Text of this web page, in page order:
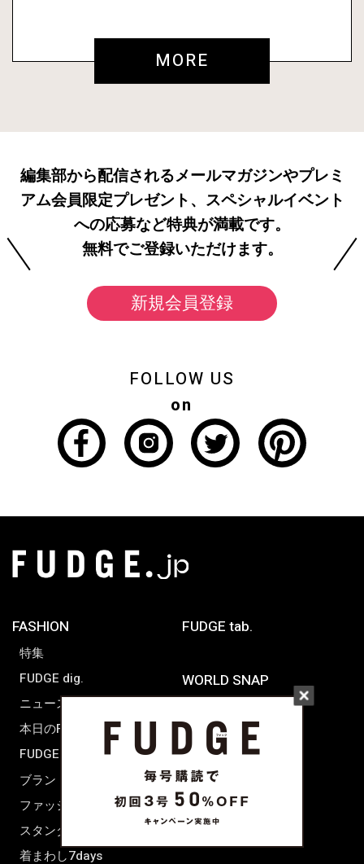
MORE
編集部から配信されるメールマガジンやプレミ
アム会員限定プレゼント、スペシャルイベント
への応募など特典が満載です。
無料でご登録いただけます。
新規会員登録
FOLLOW US
on
FASHION
特集
FUDGE dig.
ニュース
本日のFUDGE GIRL
FUDGE FRIEND
ブランドピックアップ
ファッション用語辞典
スタンダード
着まわし7days
FUDGE tab.
WORLD SNAP
PARIS
LONDON